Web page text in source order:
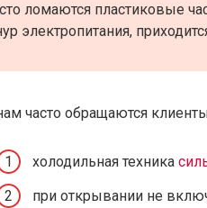
ломаются пластиковые
электропитания,
часто обращаются
холодильная техника
при открывании не